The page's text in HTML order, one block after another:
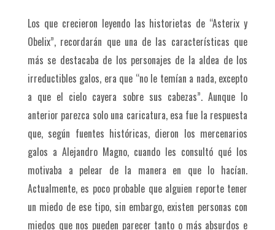
Los que crecieron leyendo las historietas de “Asterix y
Obelix”, recordarán que una de las características que
más se destacaba de los personajes de la aldea de los
irreductibles galos, era que “no le temían a nada, excepto
a que el cielo cayera sobre sus cabezas”. Aunque lo
anterior parezca solo una caricatura, esa fue la respuesta
que, según fuentes históricas, dieron los mercenarios
galos a Alejandro Magno, cuando les consultó qué los
motivaba a pelear de la manera en que lo hacían.
Actualmente, es poco probable que alguien reporte tener
un miedo de ese tipo, sin embargo, existen personas con
miedos que nos pueden parecer tanto o más absurdos e